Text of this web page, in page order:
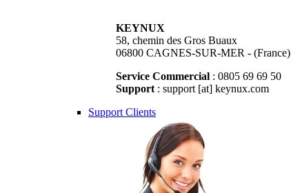
KEYNUX
58, chemin des Gros Buaux
06800 CAGNES-SUR-MER - (France)
Service Commercial : 0805 69 69 50
Support : support [at] keynux.com
Support Clients